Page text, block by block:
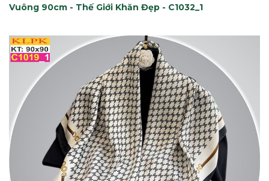
Vuông 90cm - Thế Giới Khăn Đẹp - C1032_1